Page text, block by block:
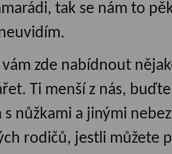
tak se nám to
dobu
vám zde nabídnout
Ti menší z nás,
s nůžkami a jinými
rodičů, jestli můžete